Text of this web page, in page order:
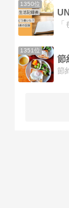
1350位
1351位
節